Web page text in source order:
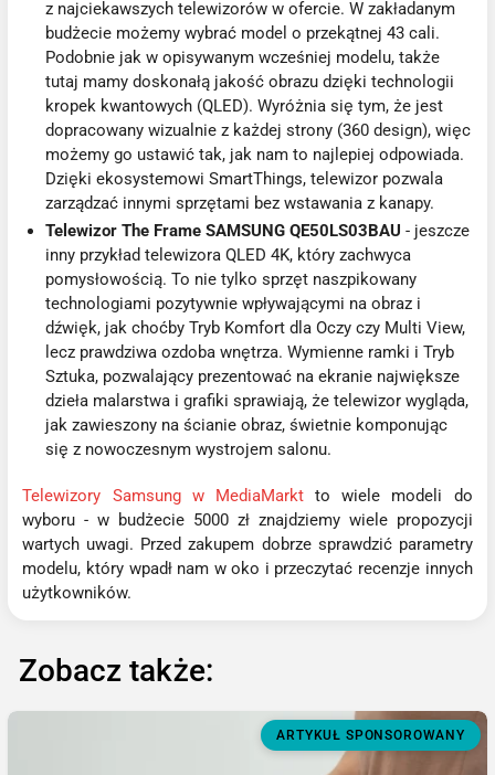
z najciekawszych telewizorów w ofercie. W zakładanym
budżecie możemy wybrać model o przekątnej 43 cali.
Podobnie jak w opisywanym wcześniej modelu, także
tutaj mamy doskonałą jakość obrazu dzięki technologii
kropek kwantowych (QLED). Wyróżnia się tym, że jest
dopracowany wizualnie z każdej strony (360 design), więc
możemy go ustawić tak, jak nam to najlepiej odpowiada.
Dzięki ekosystemowi SmartThings, telewizor pozwala
zarządzać innymi sprzętami bez wstawania z kanapy.
Telewizor The Frame SAMSUNG QE50LS03BAU - jeszcze
inny przykład telewizora QLED 4K, który zachwyca
pomysłowością. To nie tylko sprzęt naszpikowany
technologiami pozytywnie wpływającymi na obraz i
dźwięk, jak choćby Tryb Komfort dla Oczy czy Multi View,
lecz prawdziwa ozdoba wnętrza. Wymienne ramki i Tryb
Sztuka, pozwalający prezentować na ekranie największe
dzieła malarstwa i grafiki sprawiają, że telewizor wygląda,
jak zawieszony na ścianie obraz, świetnie komponując
się z nowoczesnym wystrojem salonu.
Telewizory Samsung w MediaMarktto wiele modeli do
wyboru - w budżecie 5000 zł znajdziemy wiele propozycji
wartych uwagi. Przed zakupem dobrze sprawdzić parametry
modelu, który wpadł nam w oko i przeczytać recenzje innych
użytkowników.
Zobacz także:
ARTYKUŁ SPONSOROWANY